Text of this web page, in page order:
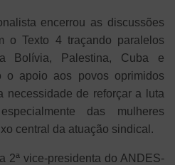
encerrou as discussões
o Texto 4 traçando paralelos
Bolívia, Palestina, Cuba e
o apoio aos povos oprimidos
necessidade de reforçar a luta
das mulheres
central da atuação sindical.
2ª vice-presidenta do ANDES-